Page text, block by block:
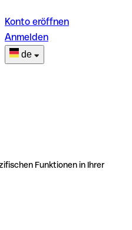
Konto eröffnen
Anmelden
de
Funktionen in Ihrer